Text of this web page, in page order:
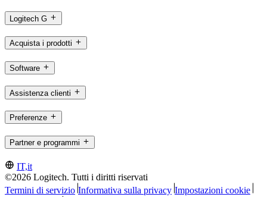
Logitech G
Acquista i prodotti
Software
Assistenza clienti
Preferenze
Partner e programmi
IT,it
©2026 Logitech. Tutti i diritti riservati
Termini di servizio Informativa sulla privacy Impostazioni cookie